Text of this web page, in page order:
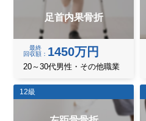
足首内果骨折
最終
回収額
1450万円
20～30代男性・その他職業
12級